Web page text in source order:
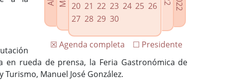
20 21 22 23 24 25 26
27 28 29 30
☐ Presidente
☒ Agenda completa
en rueda de prensa, la Feria Gastronómica de
Manuel José González.